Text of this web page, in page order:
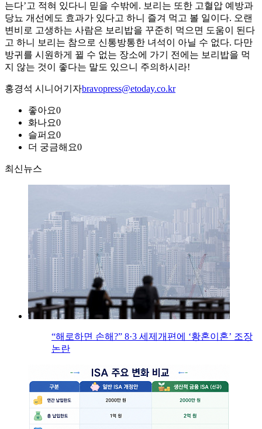
는다’고 적혀 있다니 믿을 수밖에. 보리는 또한 고혈압 예방과
당뇨 개선에도 효과가 있다고 하니 즐겨 먹고 볼 일이다. 오랜
변비로 고생하는 사람은 보리밥을 꾸준히 먹으면 도움이 된다
고 하니 보리는 참으로 신통방통한 녀석이 아닐 수 없다. 다만
방귀를 시원하게 뀔 수 없는 장소에 가기 전에는 보리밥을 먹
지 않는 것이 좋다는 말도 있으니 주의하시라!
홍경석 시니어기자bravopress@etoday.co.kr
좋아요0
화나요0
슬퍼요0
더 궁금해요0
최신뉴스
“해로하면 손해?” 8·3 세제개편에 ‘황혼이혼’ 조장
논란